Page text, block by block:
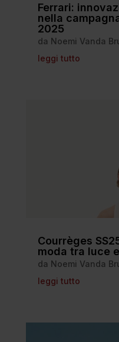
Ferrari:
nella
2025
da Noemi Vanda
leggi tutto
Courrèges
moda tra luce
da Noemi Vanda
leggi tutto